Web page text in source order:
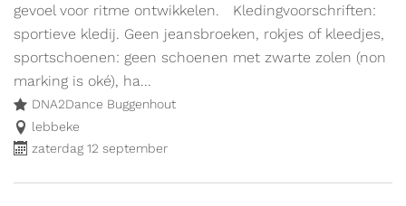
ik
wijs
de
weg
naar
leuke
activiteiten
gevoel voor ritme ontwikkelen. Kledingvoorschriften:
sportieve kledij. Geen jeansbroeken, rokjes of kleedjes,
sportschoenen: geen schoenen met zwarte zolen (non
marking is oké), ha...
DNA2Dance Buggenhout
lebbeke
zaterdag 12 september